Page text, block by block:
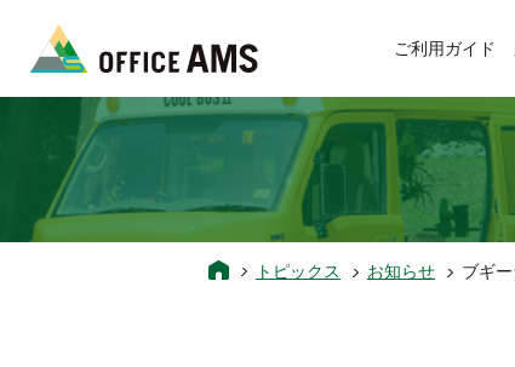
ご利用ガイド
トピックス お知らせ ブギ